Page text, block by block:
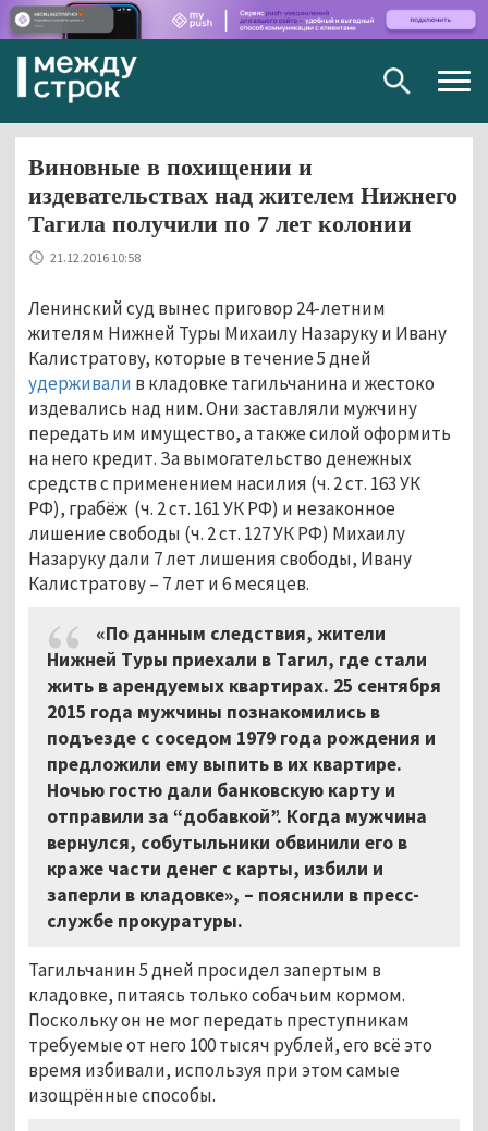
Виновные в похищении и
издевательствах над жителем Нижнего
Тагила получили по 7 лет колонии
21.12.2016 10:58
Ленинский суд вынес приговор 24-летним
жителям Нижней Туры Михаилу Назаруку и Ивану
Калистратову, которые в течение 5 дней
удерживали в кладовке тагильчанина и жестоко
издевались над ним. Они заставляли мужчину
передать им имущество, а также силой оформить
на него кредит. За вымогательство денежных
средств с применением насилия (ч. 2 ст. 163 УК
РФ), грабёж (ч. 2 ст. 161 УК РФ) и незаконное
лишение свободы (ч. 2 ст. 127 УК РФ) Михаилу
Назаруку дали 7 лет лишения свободы, Ивану
Калистратову – 7 лет и 6 месяцев.
«По данным следствия, жители
Нижней Туры приехали в Тагил, где стали
жить в арендуемых квартирах. 25 сентября
2015 года мужчины познакомились в
подъезде с соседом 1979 года рождения и
предложили ему выпить в их квартире.
Ночью гостю дали банковскую карту и
отправили за “добавкой”. Когда мужчина
вернулся, собутыльники обвинили его в
краже части денег с карты, избили и
заперли в кладовке», – пояснили в пресс-
службе прокуратуры.
Тагильчанин 5 дней просидел запертым в
кладовке, питаясь только собачьим кормом.
Поскольку он не мог передать преступникам
требуемые от него 100 тысяч рублей, его всё это
время избивали, используя при этом самые
изощрённые способы.